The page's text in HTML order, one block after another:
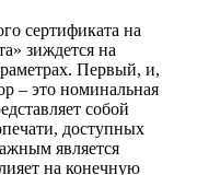
сертификата на
зиждется на
Первый, и,
– это номинальная
собой
доступных
является
на конечную